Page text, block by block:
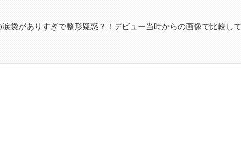
涙袋がありすぎで整形疑惑？！デビュー当時からの画像で比較して